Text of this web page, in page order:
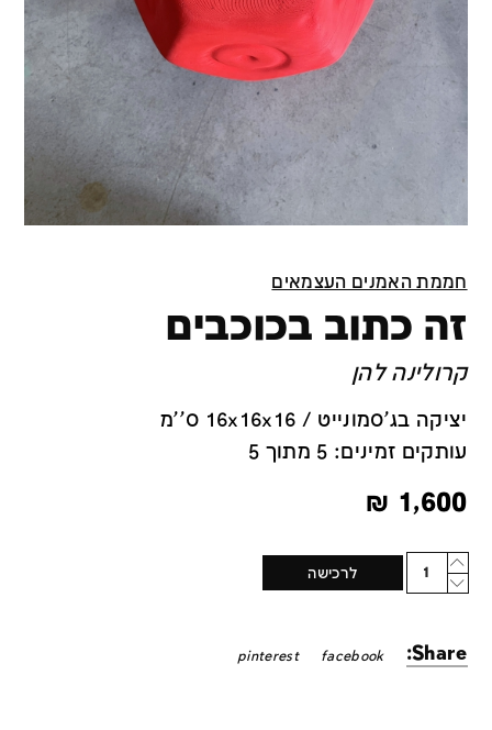
חממת האמנים העצמאים
זה כתוב בכוכבים
קרולינה להן
יציקה בג’סמונייט / 16x16x16 ס''מ
עותקים זמינים: 5 מתוך 5
1,600
₪
Quantity
לרכישה
Share:
facebook
pinterest